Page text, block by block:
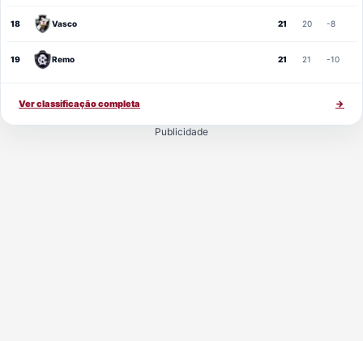
18 Vasco 21 20 -8
19 Remo 21 21 -10
Ver classificação completa →
Publicidade